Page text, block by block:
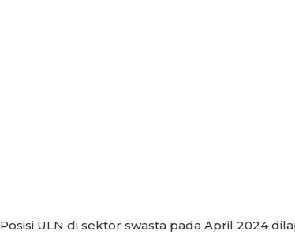
Posisi ULN di sektor swasta pada April 2024